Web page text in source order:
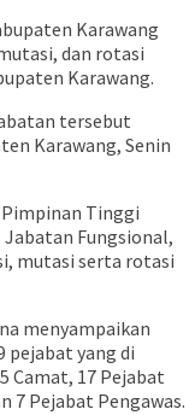
Karawang
dan rotasi
Karawang.
tersebut
Karawang, Senin
Tinggi
Fungsional,
mutasi serta rotasi
menyampaikan
pejabat yang di
Camat, 17 Pejabat
7 Pejabat Pengawas.